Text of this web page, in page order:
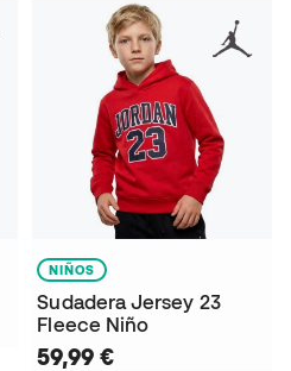
NIÑOS
Sudadera Jersey 23
Fleece Niño
59,99 €